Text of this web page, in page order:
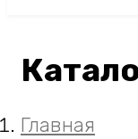
Главная